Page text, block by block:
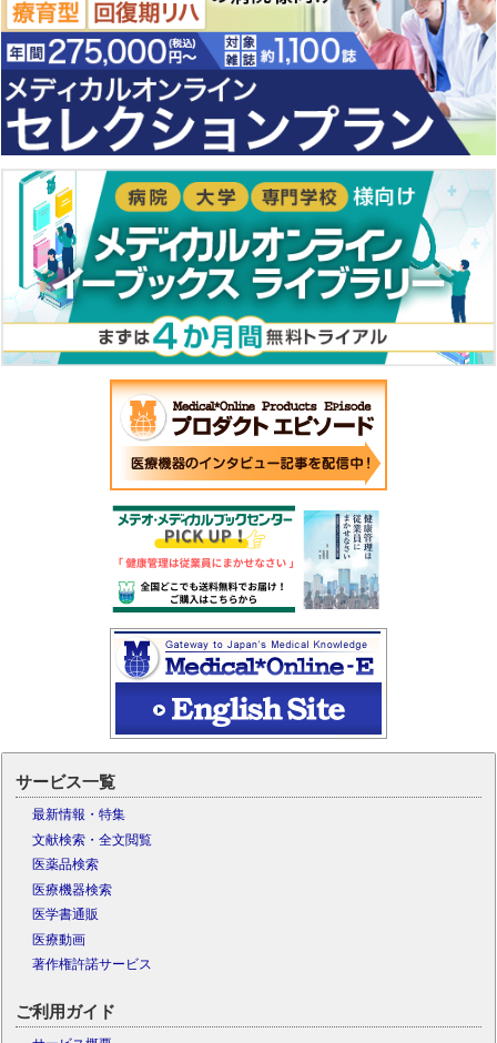
サービス一覧
最新情報・特集
文献検索・全文閲覧
医薬品検索
医療機器検索
医学書通販
医療動画
著作権許諾サービス
ご利用ガイド